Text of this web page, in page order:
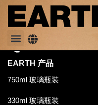
EARTH 产品
750ml 玻璃瓶装
330ml 玻璃瓶装